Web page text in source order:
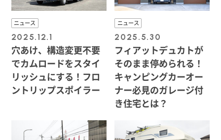
ニュース
2025.12.1
穴あけ、構造変更不要
でカムロードをスタイ
リッシュにする！フロ
ントリップスポイラー
ニュース
2025.5.30
フィアットデュカトが
そのまま停められる！
キャンピングカーオー
ナー必見のガレージ付
き住宅とは？